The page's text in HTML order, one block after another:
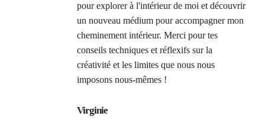
pour explorer à l'intérieur de moi et découvrir
un nouveau médium pour accompagner mon
cheminement intérieur. Merci pour tes
conseils techniques et réflexifs sur la
créativité et les limites que nous nous
imposons nous-mêmes !
Virginie